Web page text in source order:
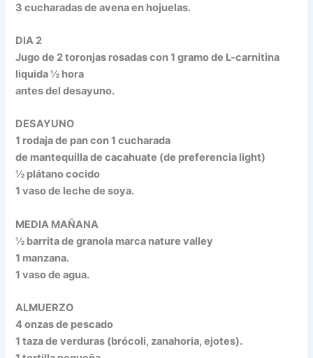
3 cucharadas de avena en hojuelas.
DIA 2
Jugo de 2 toronjas rosadas con 1 gramo de L-carnitina
liquida ½ hora
antes del desayuno.
DESAYUNO
1 rodaja de pan con 1 cucharada
de mantequilla de cacahuate (de preferencia light)
½ plátano cocido
1 vaso de leche de soya.
MEDIA MAÑANA
½ barrita de granola marca nature valley
1 manzana.
1 vaso de agua.
ALMUERZO
4 onzas de pescado
1 taza de verduras (brócoli, zanahoria, ejotes).